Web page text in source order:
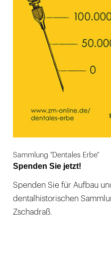
Sammlung "Dentales Erbe"
Spenden Sie jetzt!
Spenden Sie für Aufbau
dentalhistorischen
Zschadraß.